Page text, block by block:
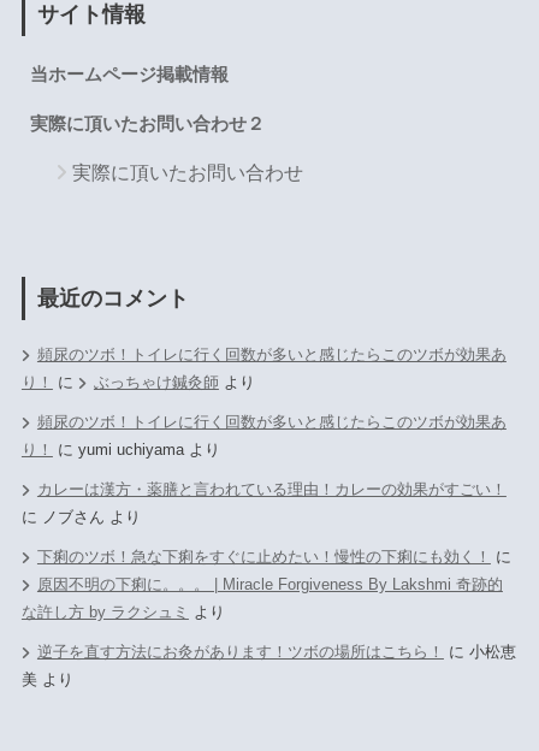
サイト情報
当ホームページ掲載情報
実際に頂いたお問い合わせ２
実際に頂いたお問い合わせ
最近のコメント
頻尿のツボ！トイレに行く回数が多いと感じたらこのツボが効果あ
り！
に ぶっちゃけ鍼灸師 より
頻尿のツボ！トイレに行く回数が多いと感じたらこのツボが効果あ
り！
に yumi uchiyamaより
カレーは漢方・薬膳と言われている理由！カレーの効果がすごい！
に
ノブさん より
下痢のツボ！急な下痢をすぐに止めたい！慢性の下痢にも効く！
に
原因不明の下痢に。。。 | Miracle Forgiveness By Lakshmi 奇跡的
な許し方 by ラクシュミ
より
逆子を直す方法にお灸があります！ツボの場所はこちら！ に 小松恵
美より